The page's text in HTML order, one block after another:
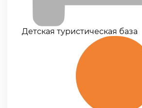
Детская туристическая база